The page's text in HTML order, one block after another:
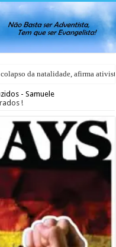
da natalidade, afirma
- Samuele
!